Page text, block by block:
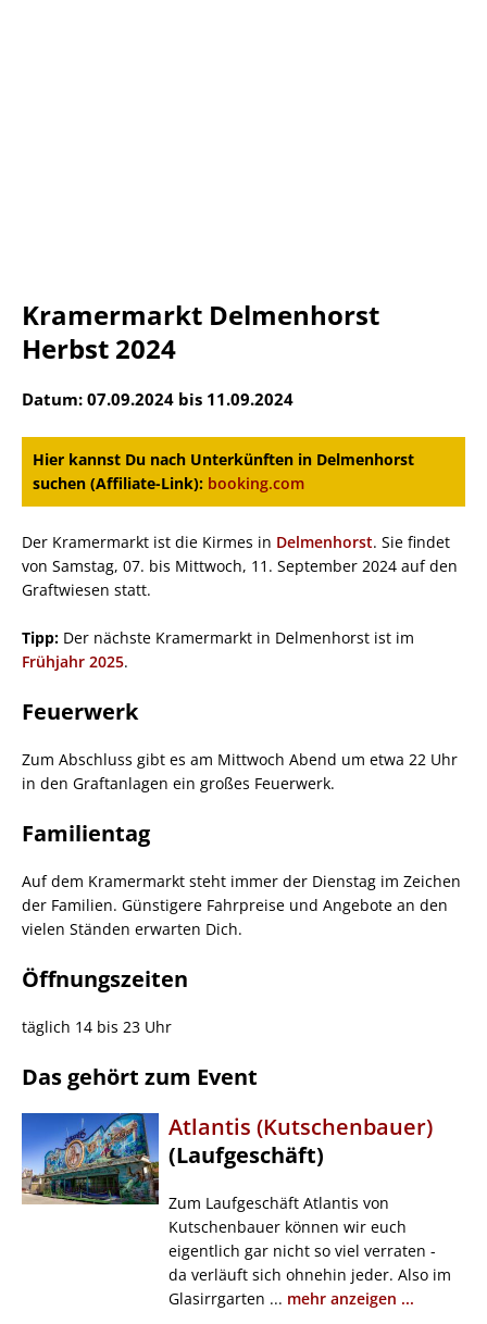
Kramermarkt Delmenhorst
Herbst 2024
Datum: 07.09.2024 bis 11.09.2024
Hier kannst Du nach Unterkünften in Delmenhorst
suchen (Affiliate-Link): booking.com
Der Kramermarkt ist die Kirmes in Delmenhorst. Sie findet
von Samstag, 07. bis Mittwoch, 11. September 2024 auf den
Graftwiesen statt.
Tipp: Der nächste Kramermarkt in Delmenhorst ist im
Frühjahr 2025.
Feuerwerk
Zum Abschluss gibt es am Mittwoch Abend um etwa 22 Uhr
in den Graftanlagen ein großes Feuerwerk.
Familientag
Auf dem Kramermarkt steht immer der Dienstag im Zeichen
der Familien. Günstigere Fahrpreise und Angebote an den
vielen Ständen erwarten Dich.
Öffnungszeiten
täglich 14 bis 23 Uhr
Das gehört zum Event
Atlantis (Kutschenbauer)
(Laufgeschäft)
Zum Laufgeschäft Atlantis von
Kutschenbauer können wir euch
eigentlich gar nicht so viel verraten -
da verläuft sich ohnehin jeder. Also im
Glasirrgarten ... mehr anzeigen ...